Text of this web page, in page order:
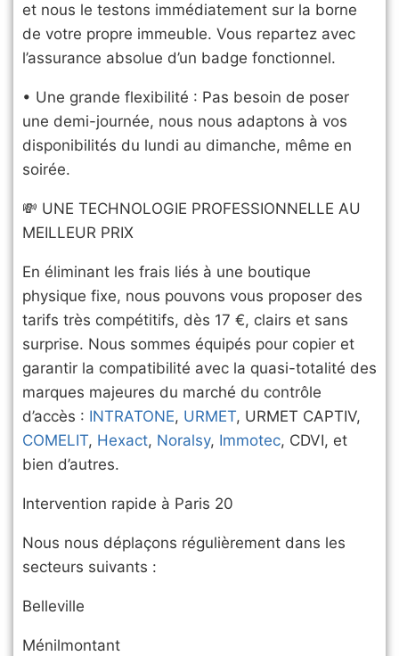
et nous le testons immédiatement sur la borne
de votre propre immeuble. Vous repartez avec
l’assurance absolue d’un badge fonctionnel.
• Une grande flexibilité : Pas besoin de poser
une demi-journée, nous nous adaptons à vos
disponibilités du lundi au dimanche, même en
soirée.
​💸 UNE TECHNOLOGIE PROFESSIONNELLE AU
MEILLEUR PRIX
​En éliminant les frais liés à une boutique
physique fixe, nous pouvons vous proposer des
tarifs très compétitifs, dès 17 €, clairs et sans
surprise. Nous sommes équipés pour copier et
garantir la compatibilité avec la quasi-totalité des
marques majeures du marché du contrôle
d’accès : INTRATONE, URMET, URMET CAPTIV,
COMELIT, Hexact, Noralsy, Immotec, CDVI, et
bien d’autres.
Intervention rapide à Paris 20
Nous nous déplaçons régulièrement dans les
secteurs suivants :
Belleville
Ménilmontant